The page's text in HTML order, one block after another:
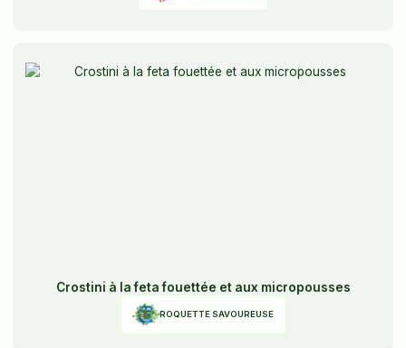
Crostini à la feta fouettée et aux micropousses
ROQUETTE SAVOUREUSE